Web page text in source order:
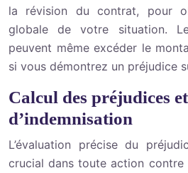
la révision du contrat, pour
globale de votre situation.
peuvent même excéder le
si vous démontrez un préjudice
Calcul des préjudices
d’indemnisation
L’évaluation précise du
crucial dans toute action contre